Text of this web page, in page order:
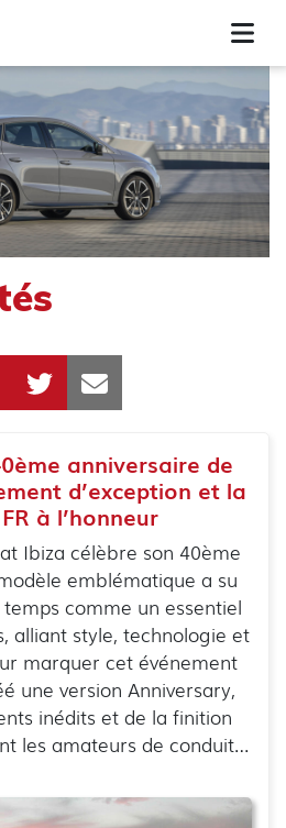
anniversaire de
d’exception et la
à l’honneur
Ibiza célèbre son 40ème
emblématique a su
temps comme un essentiel
alliant style, technologie et
marquer cet événement
une version Anniversary,
inédits et de la finition
les amateurs de conduite